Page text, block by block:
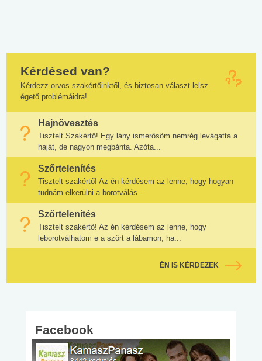
Kérdésed van?
Kérdezz orvos szakértőinktől, és biztosan választ lelsz
égető problémáidra!
Hajnövesztés
Tisztelt Szakértő! Egy lány ismerősöm nemrég levágatta a
haját, de nagyon megbánta. Azóta...
Szőrtelenítés
Tisztelt szakértő! Az én kérdésem az lenne, hogy hogyan
tudnám elkerülni a borotválás...
Szőrtelenítés
Tisztelt szakértő! Az én kérdésem az lenne, hogy
leborotválhatom e a szőrt a lábamon, ha...
ÉN IS KÉRDEZEK
Facebook